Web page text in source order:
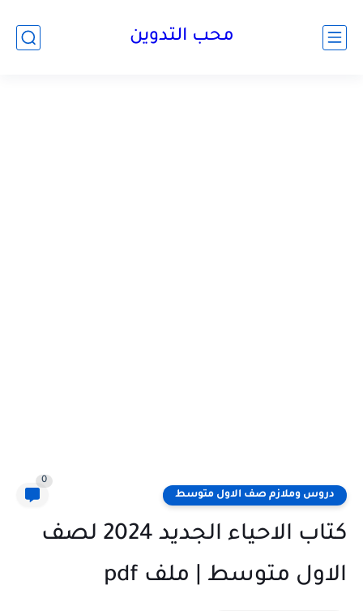
محب التدوين
دروس وملازم صف الاول متوسط
0
كتاب الاحياء الجديد 2024 لصف
الاول متوسط | ملف pdf